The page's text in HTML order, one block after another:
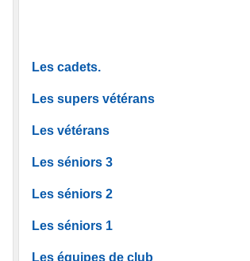
Les cadets.
Les supers vétérans
Les vétérans
Les séniors 3
Les séniors 2
Les séniors 1
Les équipes de club